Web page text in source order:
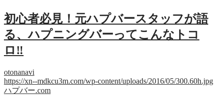
初心者必見！元ハプバースタッフが語
る、ハプニングバーってこんなトコ
ロ‼
otonanavi
https://xn--mdkcu3m.com/wp-content/uploads/2016/05/300.60h.jpg
ハプバー.com